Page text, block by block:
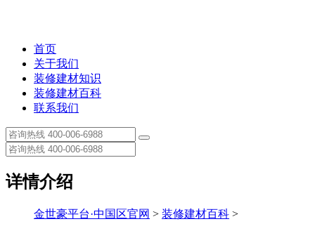
首页
关于我们
装修建材知识
装修建材百科
联系我们
详情介绍
金世豪平台·中国区官网 > 装修建材百科 >